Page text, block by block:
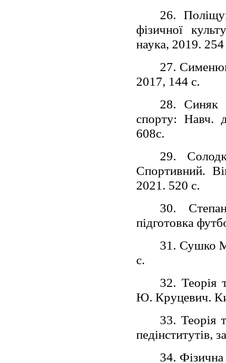
26.
фізичної
наука, 2019. 254
27.
2017, 144 с.
28. Синяк
спорту: Навч.
608с.
29.
Спортивний.
2021. 520 с.
30.
підготовка
31. Сушко
с.
32. Теорія
Ю. Круцевич.
33. Теорія
педінститутів,
34. Фізична